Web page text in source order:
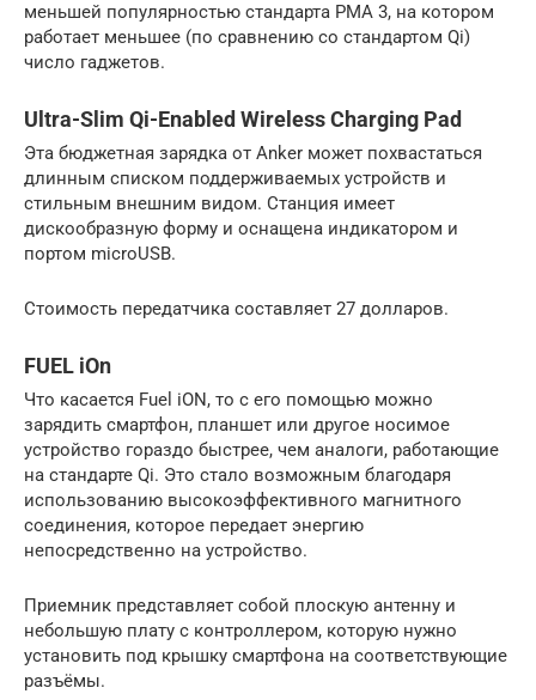
меньшей популярностью стандарта PMA 3, на котором
работает меньшее (по сравнению со стандартом Qi)
число гаджетов.
Ultra-Slim Qi-Enabled Wireless Charging Pad
Эта бюджетная зарядка от Anker может похвастаться
длинным списком поддерживаемых устройств и
стильным внешним видом. Станция имеет
дискообразную форму и оснащена индикатором и
портом microUSB.
Стоимость передатчика составляет 27 долларов.
FUEL iOn
Что касается Fuel iON, то с его помощью можно
зарядить смартфон, планшет или другое носимое
устройство гораздо быстрее, чем аналоги, работающие
на стандарте Qi. Это стало возможным благодаря
использованию высокоэффективного магнитного
соединения, которое передает энергию
непосредственно на устройство.
Приемник представляет собой плоскую антенну и
небольшую плату с контроллером, которую нужно
установить под крышку смартфона на соответствующие
разъёмы.